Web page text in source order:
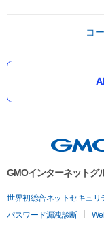
コ
GMOインターネットグ
世界初総合ネットセキュリ
パスワード漏洩診断